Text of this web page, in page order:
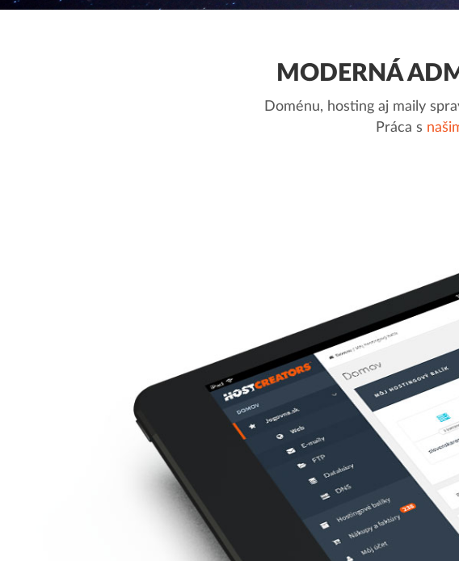
MODERNÁ
Doménu, hosting aj maily
Práca s